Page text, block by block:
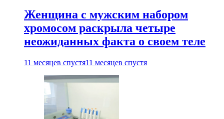
Женщина с мужским набором
хромосом раскрыла четыре
неожиданных факта о своем теле
11 месяцев спустя11 месяцев спустя